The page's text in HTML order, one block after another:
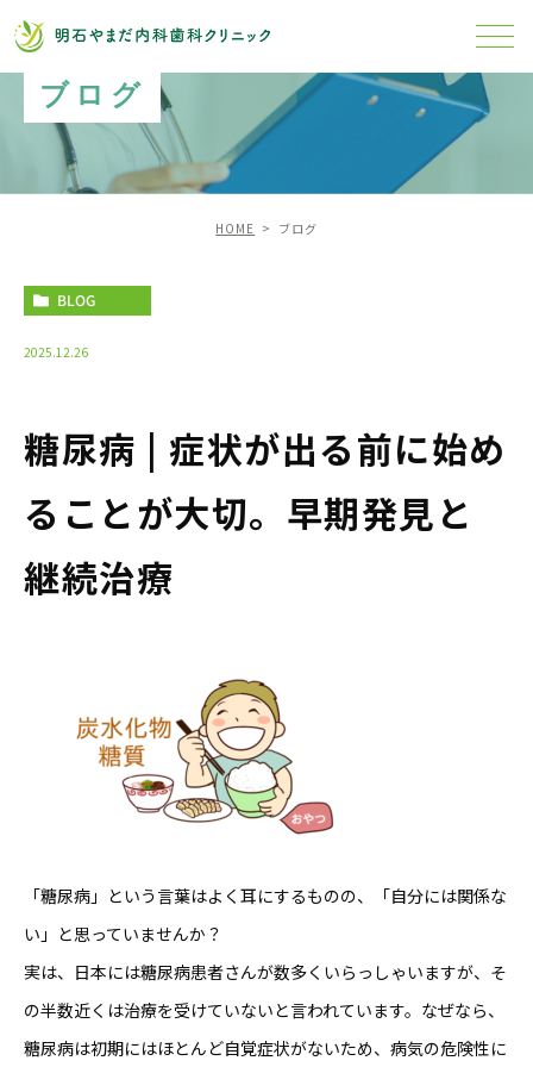
ブログ
HOME ブログ
BLOG
2025.12.26
糖尿病 | 症状が出る前に始め
ることが大切。早期発見と
継続治療
「糖尿病」という言葉はよく耳にするものの、「自分には関係な
い」と思っていませんか？
実は、日本には糖尿病患者さんが数多くいらっしゃいますが、そ
の半数近くは治療を受けていないと言われています。なぜなら、
糖尿病は初期にはほとんど自覚症状がないため、病気の危険性に